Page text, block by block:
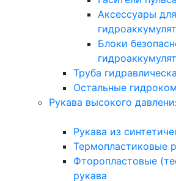
Аксессуары для
Блоки
Труба
Остальные
Рукава высокого
Рукава из
Термопластиковые
Фторопластовые
рукава